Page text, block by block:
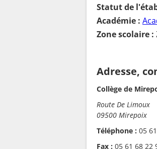
Statut de
Académie :
Zone scolaire :
Adresse,
Collège de
Route De Limoux
09500 Mirepoix
Téléphone : 05
Fax : 05 61 68 22